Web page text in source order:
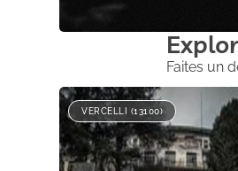
Faites un
VERCELLI (13100)